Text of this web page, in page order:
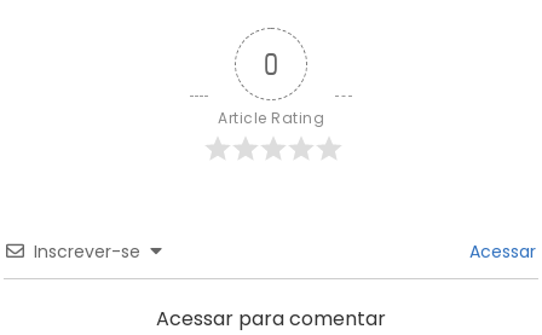
0
Article Rating
Inscrever-se Acessar
Acessar para comentar